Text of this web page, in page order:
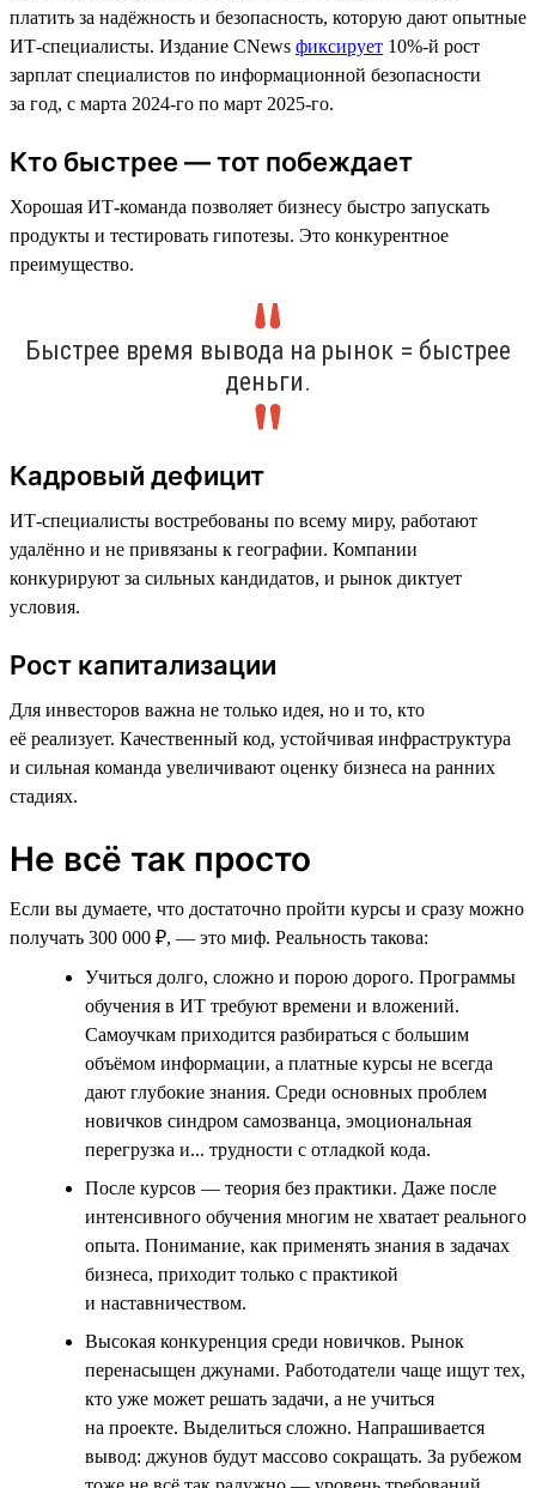
платить за надёжность и безопасность, которую дают опытные
ИТ-специалисты. Издание CNews фиксирует 10%-й рост
зарплат специалистов по информационной безопасности
за год, с марта 2024-го по март 2025-го.
Кто быстрее — тот побеждает
Хорошая ИТ-команда позволяет бизнесу быстро запускать
продукты и тестировать гипотезы. Это конкурентное
преимущество.
Быстрее время вывода на рынок = быстрее
деньги.
Кадровый дефицит
ИТ-специалисты востребованы по всему миру, работают
удалённо и не привязаны к географии. Компании
конкурируют за сильных кандидатов, и рынок диктует
условия.
Рост капитализации
Для инвесторов важна не только идея, но и то, кто
её реализует. Качественный код, устойчивая инфраструктура
и сильная команда увеличивают оценку бизнеса на ранних
стадиях.
Не всё так просто
Если вы думаете, что достаточно пройти курсы и сразу можно
получать 300 000 ₽, — это миф. Реальность такова:
Учиться долго, сложно и порою дорого. Программы
обучения в ИТ требуют времени и вложений.
Самоучкам приходится разбираться с большим
объёмом информации, а платные курсы не всегда
дают глубокие знания. Среди основных проблем
новичков синдром самозванца, эмоциональная
перегрузка и... трудности с отладкой кода.
После курсов — теория без практики. Даже после
интенсивного обучения многим не хватает реального
опыта. Понимание, как применять знания в задачах
бизнеса, приходит только с практикой
и наставничеством.
Высокая конкуренция среди новичков. Рынок
перенасыщен джунами. Работодатели чаще ищут тех,
кто уже может решать задачи, а не учиться
на проекте. Выделиться сложно. Напрашивается
вывод: джунов будут массово сокращать. За рубежом